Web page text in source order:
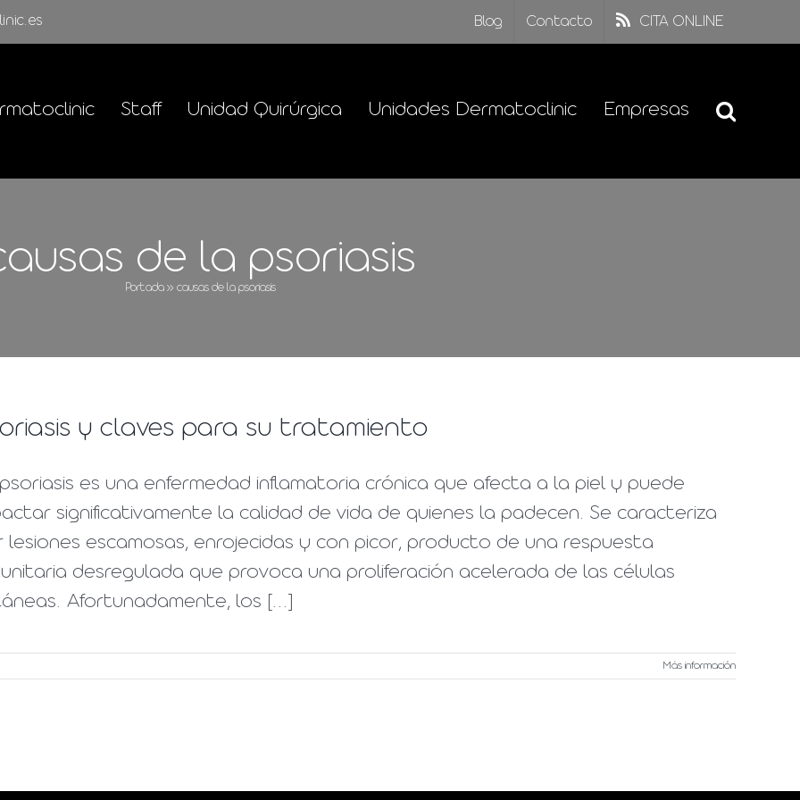
Blog Contacto CITA ONLINE
Staff Unidad Quirúrgica Unidades Dermatoclinic Empresas
de la psoriasis
Portada» causas de la psoriasis
y claves para su tratamiento
es una enfermedad inflamatoria crónica que afecta a la piel y puede
significativamente la calidad de vida de quienes la padecen. Se caracteriza
lesiones escamosas, enrojecidas y con picor, producto de una respuesta
desregulada que provoca una proliferación acelerada de las células
Afortunadamente, los [...]
Más información